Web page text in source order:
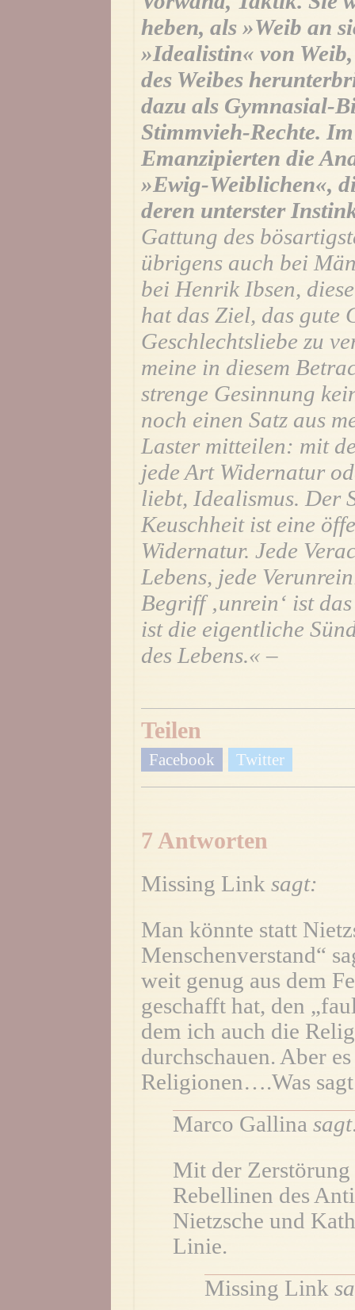
heben, als »Weib an
»Idealistin« von
des Weibes
dazu als Gymnasial-
Stimmvieh-Rechte.
Emanzipierten die
»Ewig-Weiblichen«,
deren unterster
Gattung des
übrigens auch bei
bei Henrik Ibsen,
hat das Ziel, das gute
Geschlechtsliebe zu
meine in diesem
strenge Gesinnung
noch einen Satz aus
Laster mitteilen: mit
jede Art Widernatur
liebt, Idealismus. Der
Keuschheit ist eine
Widernatur. Jede
Lebens, jede
Begriff ‚unrein‘ ist
ist die eigentliche
des Lebens.« –
Teilen
Facebook Twitter
7 Antworten
Missing Link sagt:
Man könnte statt
Menschenverstand“
weit genug aus dem
geschafft hat, den
dem ich auch die
durchschauen. Aber
Religionen….Was
Marco Gallina
Mit der
Rebellinen des
Nietzsche und
Linie.
Missing Link